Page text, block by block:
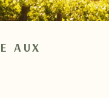
AUX